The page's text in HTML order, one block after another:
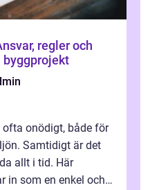
regler och
onödigt, både för
Samtidigt är det
allt i tid. Här
in som en enkel och